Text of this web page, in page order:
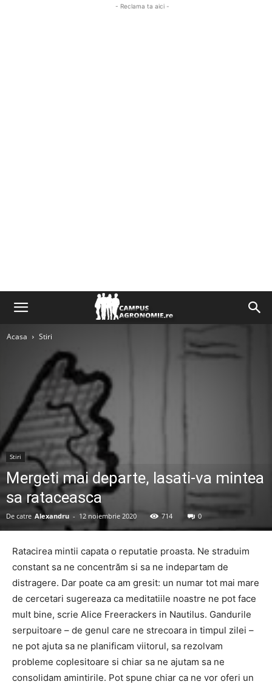
- Reclama ta aici -
Acasa Stiri
Stiri
Mergeti mai departe, lasati-va mintea
sa rataceasca
De catre Alexandru - 12 noiembrie 2020 714 0
Ratacirea mintii capata o reputatie proasta. Ne straduim
constant sa ne concentrăm si sa ne indepartam de
distragere. Dar poate ca am gresit: un numar tot mai mare
de cercetari sugereaza ca meditatiile noastre ne pot face
mult bine, scrie Alice Freerackers in Nautilus. Gandurile
serpuitoare – de genul care ne strecoara in timpul zilei –
ne pot ajuta sa ne planificam viitorul, sa rezolvam
probleme coplesitoare si chiar sa ne ajutam sa ne
consolidam amintirile. Pot spune chiar ca ne vor oferi un